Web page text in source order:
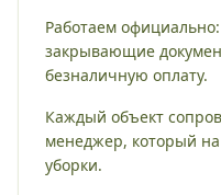
Работаем
закрывающие
безналичную оплату.
Каждый объект
менеджер, который
уборки.